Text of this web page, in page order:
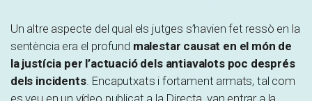
Un altre aspecte del qual els jutges s’havien fet ressò en la
sentència era el profund malestar causat en el món de
la justícia per l’actuació dels antiavalots poc després
dels incidents. Encaputxats i fortament armats, tal com
es veu en un vídeo publicat a la Directa, van entrar a la